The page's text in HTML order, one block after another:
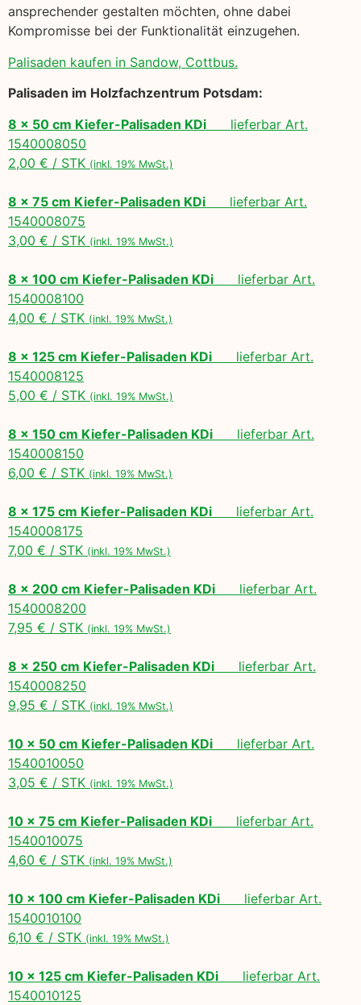
ansprechender gestalten möchten, ohne dabei
Kompromisse bei der Funktionalität einzugehen.
Palisaden kaufen in Sandow, Cottbus.
Palisaden im Holzfachzentrum Potsdam:
8 x 50 cm Kiefer-Palisaden KDi lieferbar Art.
1540008050
2,00 € / STK (inkl. 19% MwSt.)
8 x 75 cm Kiefer-Palisaden KDi lieferbar Art.
1540008075
3,00 € / STK (inkl. 19% MwSt.)
8 x 100 cm Kiefer-Palisaden KDi lieferbar Art.
1540008100
4,00 € / STK (inkl. 19% MwSt.)
8 x 125 cm Kiefer-Palisaden KDi lieferbar Art.
1540008125
5,00 € / STK (inkl. 19% MwSt.)
8 x 150 cm Kiefer-Palisaden KDi lieferbar Art.
1540008150
6,00 € / STK (inkl. 19% MwSt.)
8 x 175 cm Kiefer-Palisaden KDi lieferbar Art.
1540008175
7,00 € / STK (inkl. 19% MwSt.)
8 x 200 cm Kiefer-Palisaden KDi lieferbar Art.
1540008200
7,95 € / STK (inkl. 19% MwSt.)
8 x 250 cm Kiefer-Palisaden KDi lieferbar Art.
1540008250
9,95 € / STK (inkl. 19% MwSt.)
10 x 50 cm Kiefer-Palisaden KDi lieferbar Art.
1540010050
3,05 € / STK (inkl. 19% MwSt.)
10 x 75 cm Kiefer-Palisaden KDi lieferbar Art.
1540010075
4,60 € / STK (inkl. 19% MwSt.)
10 x 100 cm Kiefer-Palisaden KDi lieferbar Art.
1540010100
6,10 € / STK (inkl. 19% MwSt.)
10 x 125 cm Kiefer-Palisaden KDi lieferbar Art.
1540010125